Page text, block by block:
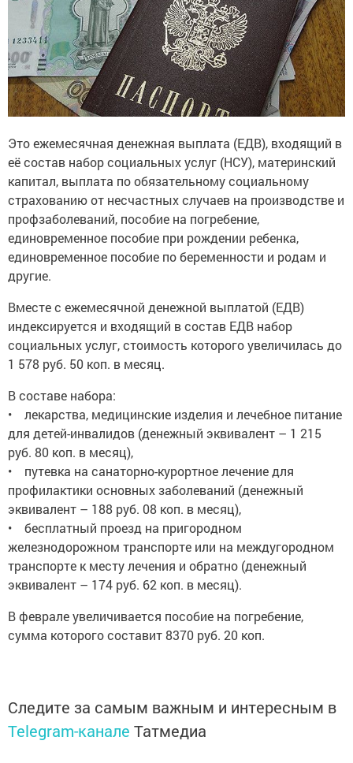
Это ежемесячная денежная выплата (ЕДВ), входящий в
её состав набор социальных услуг (НСУ), материнский
капитал, выплата по обязательному социальному
страхованию от несчастных случаев на производстве и
профзаболеваний, пособие на погребение,
единовременное пособие при рождении ребенка,
единовременное пособие по беременности и родам и
другие.
Вместе с ежемесячной денежной выплатой (ЕДВ)
индексируется и входящий в состав ЕДВ набор
социальных услуг, стоимость которого увеличилась до
1 578 руб. 50 коп. в месяц.
В составе набора:
• лекарства, медицинские изделия и лечебное питание
для детей-инвалидов (денежный эквивалент – 1 215
руб. 80 коп. в месяц),
• путевка на санаторно-курортное лечение для
профилактики основных заболеваний (денежный
эквивалент – 188 руб. 08 коп. в месяц),
• бесплатный проезд на пригородном
железнодорожном транспорте или на междугородном
транспорте к месту лечения и обратно (денежный
эквивалент – 174 руб. 62 коп. в месяц).
В феврале увеличивается пособие на погребение,
сумма которого составит 8370 руб. 20 коп.
Следите за самым важным и интересным в
Telegram-канале Татмедиа